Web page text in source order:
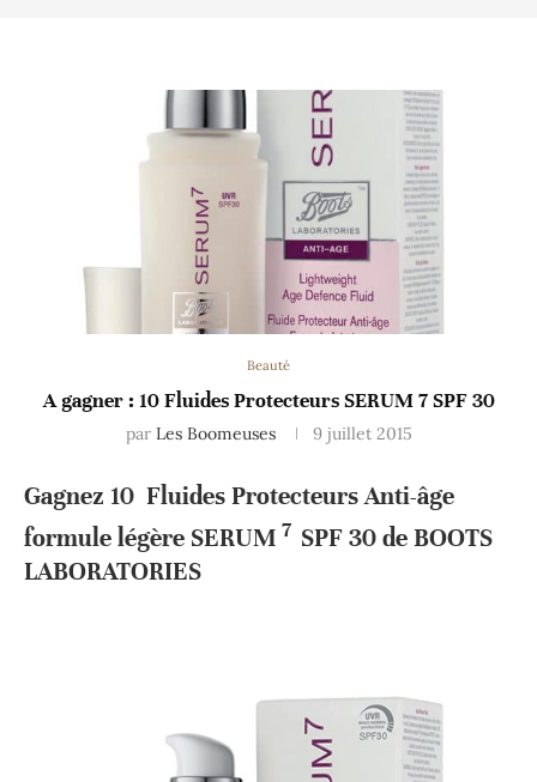
Beauté
A gagner : 10 Fluides Protecteurs SERUM 7 SPF 30
par Les Boomeuses 9 juillet 2015
Gagnez 10 Fluides Protecteurs Anti-âge
formule légère SERUM 7 SPF 30 de BOOTS
LABORATORIES